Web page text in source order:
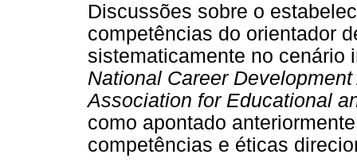
Discussões sobre o
competências do orientador
sistematicamente no cenário
National Career
Association for Educational
como apontado
competências e éticas